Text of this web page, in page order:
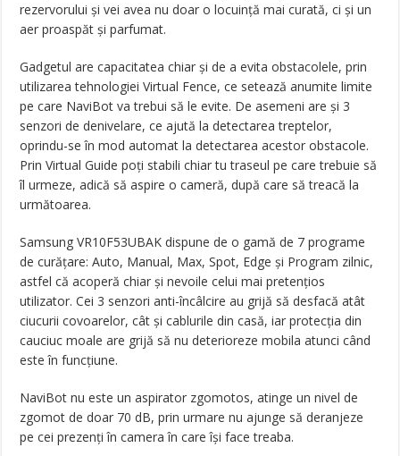
rezervorului și vei avea nu doar o locuință mai curată, ci și un
aer proaspăt și parfumat.
Gadgetul are capacitatea chiar și de a evita obstacolele, prin
utilizarea tehnologiei Virtual Fence, ce setează anumite limite
pe care NaviBot va trebui să le evite. De asemeni are și 3
senzori de denivelare, ce ajută la detectarea treptelor,
oprindu-se în mod automat la detectarea acestor obstacole.
Prin Virtual Guide poți stabili chiar tu traseul pe care trebuie să
îl urmeze, adică să aspire o cameră, după care să treacă la
următoarea.
Samsung VR10F53UBAK dispune de o gamă de 7 programe
de curățare: Auto, Manual, Max, Spot, Edge și Program zilnic,
astfel că acoperă chiar și nevoile celui mai pretențios
utilizator. Cei 3 senzori anti-încâlcire au grijă să desfacă atât
ciucurii covoarelor, cât și cablurile din casă, iar protecția din
cauciuc moale are grijă să nu deterioreze mobila atunci când
este în funcțiune.
NaviBot nu este un aspirator zgomotos, atinge un nivel de
zgomot de doar 70 dB, prin urmare nu ajunge să deranjeze
pe cei prezenți în camera în care își face treaba.